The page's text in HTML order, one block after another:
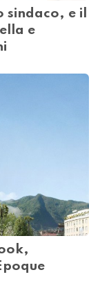
sindaco, e il
e